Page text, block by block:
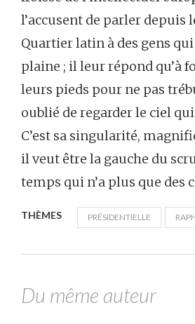
l’accusent de parler depuis
Quartier latin à des gens
plaine ; il leur répond qu’à
leurs pieds pour ne pas
oublié de regarder le ciel
C’est sa singularité,
il veut être la gauche du
temps qui n’a plus que des
THÈMES PRÉSIDENTIELLE
Du même auteur